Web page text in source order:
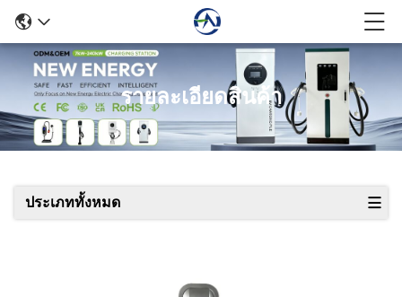
รายละเอียดสินค้า
ประเภททั้งหมด